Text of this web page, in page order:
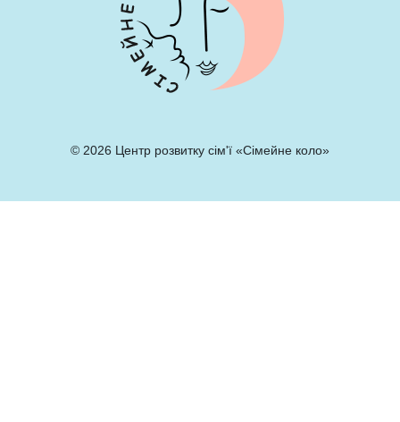
© 2026 Центр розвитку сім'ї «Сімейне коло»